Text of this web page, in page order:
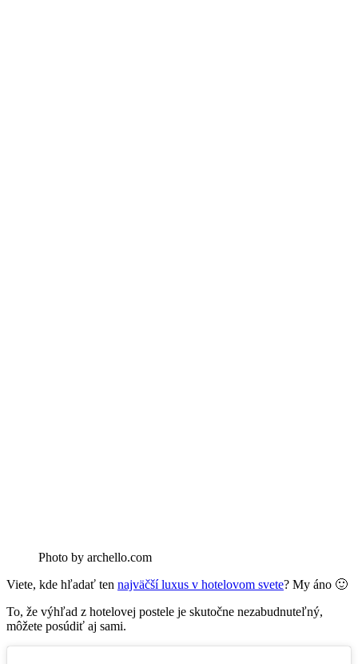
Photo by archello.com
Viete, kde hľadať ten najväčší luxus v hotelovom svete? My áno 🙂
To, že výhľad z hotelovej postele je skutočne nezabudnuteľný,
môžete posúdiť aj sami.